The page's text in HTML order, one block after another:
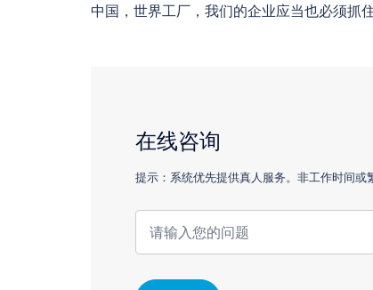
中国，世界工厂，我们的企业应当也必须抓
在线咨询
提示：系统优先提供真人服务。非工作时间或